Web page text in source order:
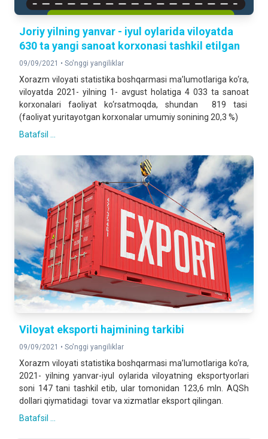
Joriy yilning yanvar - iyul oylarida viloyatda
630 ta yangi sanoat korxonasi tashkil etilgan
09/09/2021 • So'nggi yangiliklar
Xorazm viloyati statistika boshqarmasi ma’lumotlariga ko‘ra,
viloyatda 2021- yilning 1- avgust holatiga 4 033 ta sanoat
korxonalari faoliyat ko‘rsatmoqda, shundan 819 tasi
(faoliyat yuritayotgan korxonalar umumiy sonining 20,3 %)
Batafsil ...
Viloyat eksporti hajmining tarkibi
09/09/2021 • So'nggi yangiliklar
Xorazm viloyati statistika boshqarmasi ma’lumotlariga ko‘ra,
2021- yilning yanvar-iyul oylarida viloyatning eksportyorlari
soni 147 tani tashkil etib, ular tomonidan 123,6 mln. AQSh
dollari qiymatidagi tovar va xizmatlar eksport qilingan.
Batafsil ...